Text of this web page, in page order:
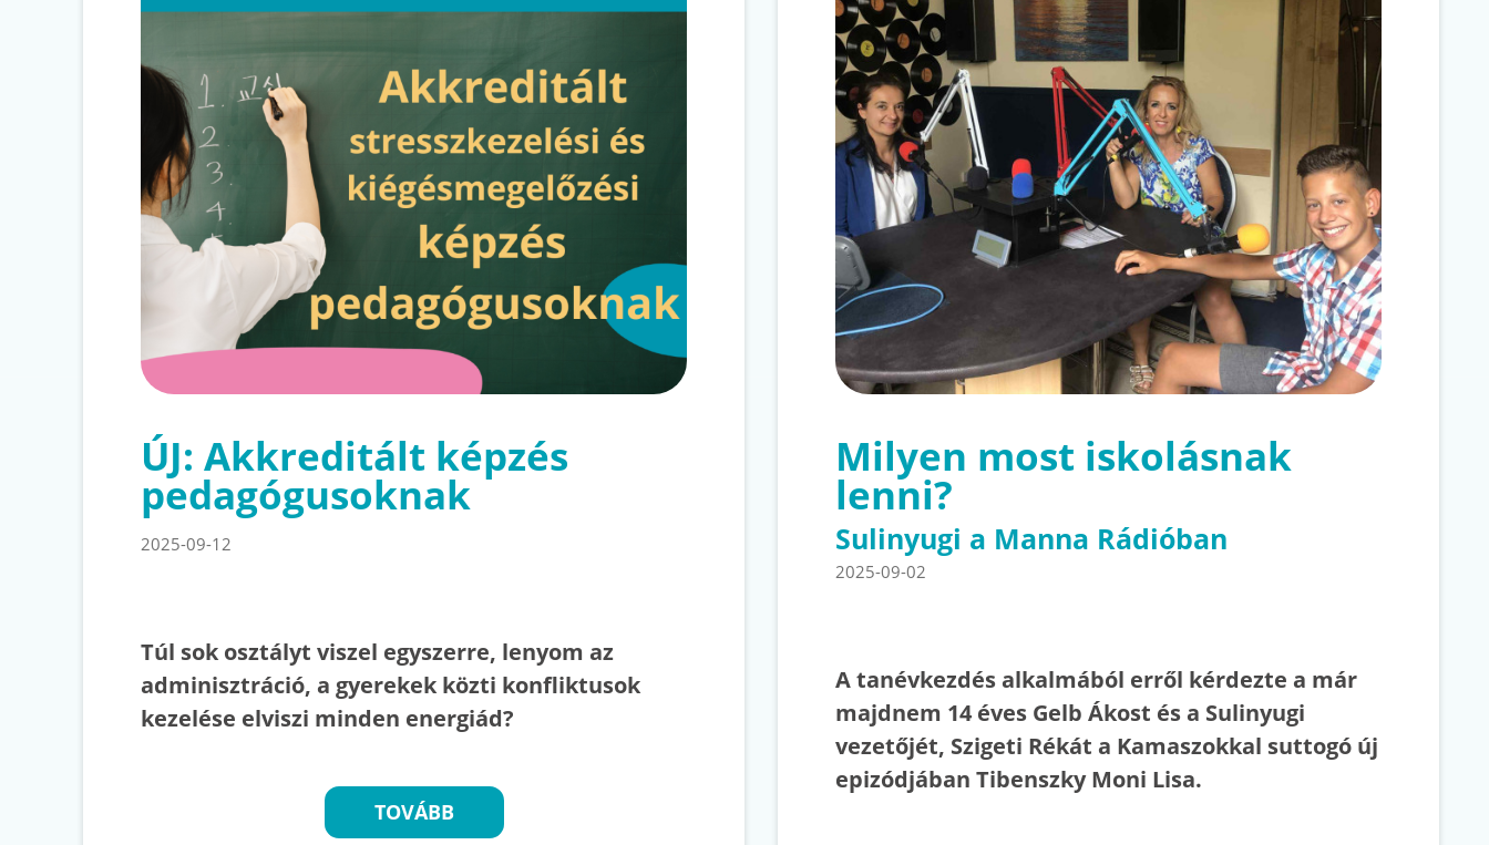
ÚJ: Akkreditált képzés
pedagógusoknak
2025-09-12
Túl sok osztályt viszel egyszerre, lenyom az
adminisztráció, a gyerekek közti konfliktusok
kezelése elviszi minden energiád?
TOVÁBB
Milyen most iskolásnak
lenni?
Sulinyugi a Manna Rádióban
2025-09-02
A tanévkezdés alkalmából erről kérdezte a már
majdnem 14 éves Gelb Ákost és a Sulinyugi
vezetőjét, Szigeti Rékát a Kamaszokkal suttogó új
epizódjában Tibenszky Moni Lisa.